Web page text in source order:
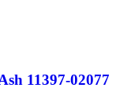
11397-02077